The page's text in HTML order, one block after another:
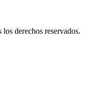
derechos reservados.